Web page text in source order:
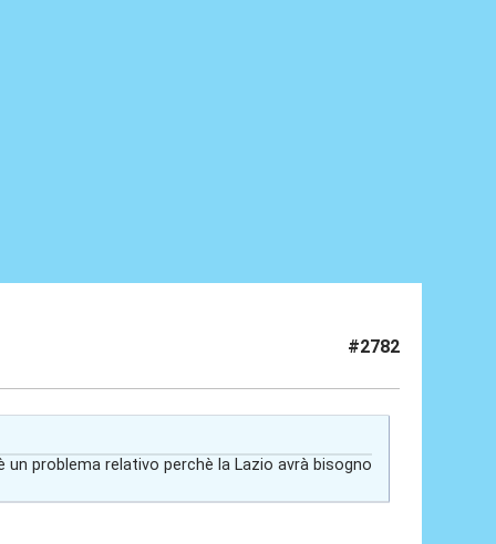
#2782
problema relativo perchè la Lazio avrà bisogno